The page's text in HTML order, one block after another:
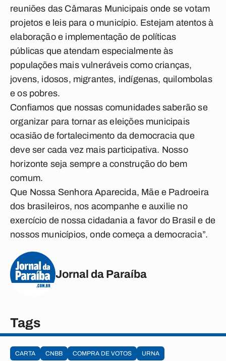
reuniões das Câmaras Municipais onde se votam
projetos e leis para o município. Estejam atentos à
elaboração e implementação de políticas
públicas que atendam especialmente às
populações mais vulneráveis como crianças,
jovens, idosos, migrantes, indígenas, quilombolas
e os pobres.
Confiamos que nossas comunidades saberão se
organizar para tornar as eleições municipais
ocasião de fortalecimento da democracia que
deve ser cada vez mais participativa. Nosso
horizonte seja sempre a construção do bem
comum.
Que Nossa Senhora Aparecida, Mãe e Padroeira
dos brasileiros, nos acompanhe e auxilie no
exercício de nossa cidadania a favor do Brasil e de
nossos municípios, onde começa a democracia”.
Jornal da Paraíba
Tags
CARTA CNBB COMPRA DE VOTOS URNA